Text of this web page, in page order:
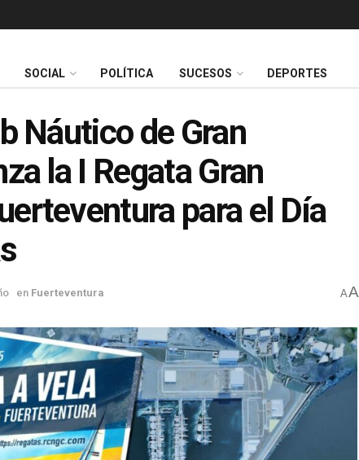
SOCIAL POLÍTICA SUCESOS DEPORTES
Náutico de Gran
la I Regata Gran
para el Día
en Fuerteventura AA